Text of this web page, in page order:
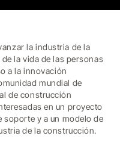
la industria de la
la vida de las personas
a la innovación
mundial de
de construcción
en un proyecto
y a un modelo de
de la construcción.